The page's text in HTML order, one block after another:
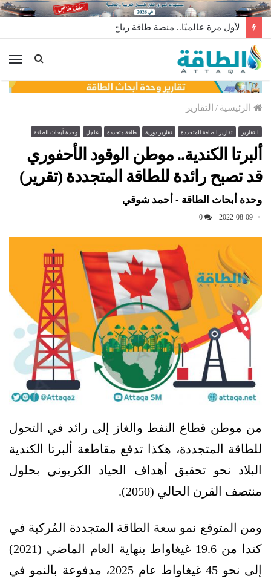
الرئيسية / التقارير
التقارير تقارير الطاقة المتجددة تقارير دورية طاقة متجددة عاجل وحدة أبحاث الطاقة
ألبرتا الكندية.. موطن الوقود الأحفوري
قد تصبح رائدة للطاقة المتجددة (تقرير)
وحدة أبحاث الطاقة - أحمد شوقي
2022-08-09
0
من موطن قطاع النفط والغاز إلى رائد في التحول
للطاقة المتجددة، هكذا تدفع مقاطعة ألبرتا الكندية
البلاد نحو تحقيق أهداف الحياد الكربوني بحلول
منتصف القرن الحالي (2050).
ومن المتوقع نمو سعة الطاقة المتجددة المُركبة في
كندا من 19.6 غيغاواط بنهاية العام الماضي (2021)
إلى نحو 45 غيغاواط عام 2025، مدفوعة بالنمو في